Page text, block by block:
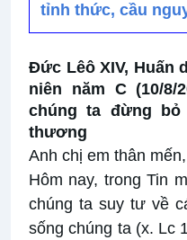
tỉnh thức, cầu
Đức Lêô XIV, Huấn
niên năm C (10/8/
chúng ta đừng
thương
Anh chị em thân
Hôm nay, trong Tin
chúng ta suy tư về
sống chúng ta (x. Lc